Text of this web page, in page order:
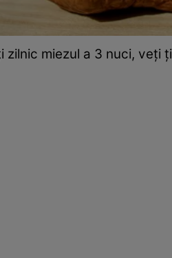
zilnic miezul a 3 nuci,